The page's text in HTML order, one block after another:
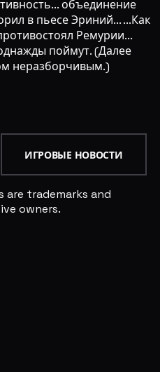
объединение
в пьесе Эриний... ...Как
Ремурии...
поймут. (Далее
неразборчивым.)
ИГРОВЫЕ НОВОСТИ
are trademarks and
owners.